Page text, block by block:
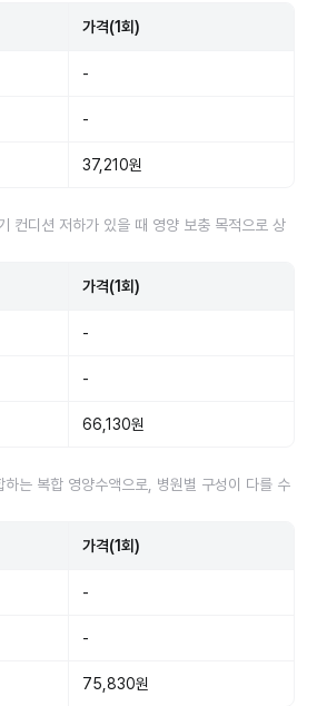
가격(1회)
-
-
37,210원
컨디션 저하가 있을 때 영양 보충 목적으로 상
가격(1회)
-
-
66,130원
는 복합 영양수액으로, 병원별 구성이 다를 수
가격(1회)
-
-
75,830원